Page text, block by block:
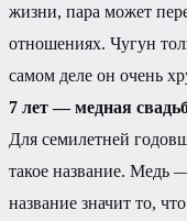
жизни, пара может
отношениях. Чугун
самом деле он очень
7 лет — медная
Для семилетней
такое название. Медь
название значит то,